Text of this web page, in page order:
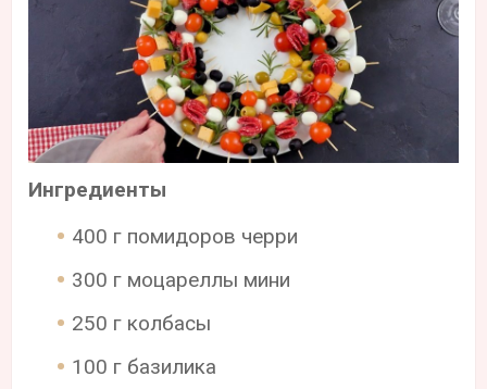
Ингредиенты
400 г помидоров черри
300 г моцареллы мини
250 г колбасы
100 г базилика